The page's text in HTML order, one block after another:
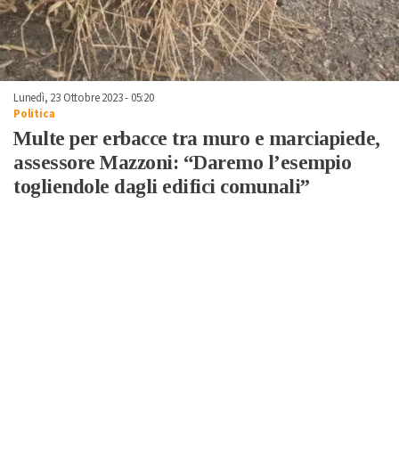
Lunedì, 23 Ottobre 2023 - 05:20
Politica
Multe per erbacce tra muro e marciapiede,
assessore Mazzoni: “Daremo l’esempio
togliendole dagli edifici comunali”